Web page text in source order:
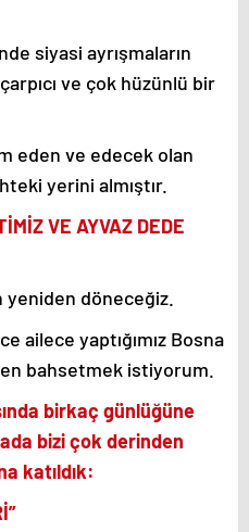
siyasi ayrışmaların
ve çok hüzünlü bir
eden ve edecek olan
yerini almıştır.
VE AYVAZ DEDE
yeniden döneceğiz.
ailece yaptığımız Bosna
bahsetmek istiyorum.
birkaç günlüğüne
bizi çok derinden
katıldık: